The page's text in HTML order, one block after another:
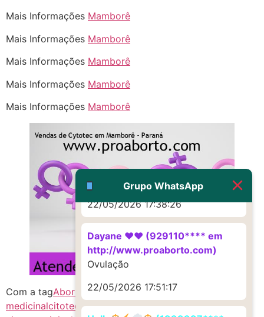
Mais Informações Mamborê
Mais Informações Mamborê
Mais Informações Mamborê
Mais Informações Mamborê
Mais Informações Mamborê
Com a tagAbortivoaborto com cytotec
medicinalcitotec citoteque PRcomo abortarcomprar
Grupo WhatsApp
(879121**** em
Deve ser um corrimento normal
22/05/2026 17:19:47
G (1199866**** em
http://www.proaborto.com)
Muito obrigadaaaaa
22/05/2026 17:38:26
Dayane ♥️♥️ (929110**** em
http://www.proaborto.com)
Ovulação
22/05/2026 17:51:17